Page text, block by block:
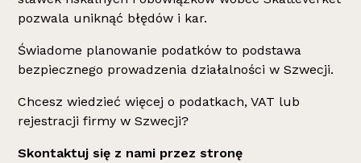
pozwala uniknąć błędów i kar.
Świadome planowanie podatków to podstawa
bezpiecznego prowadzenia działalności w Szwecji.
Chcesz wiedzieć więcej o podatkach, VAT lub
rejestracji firmy w Szwecji?
Skontaktuj się z nami przez stronę